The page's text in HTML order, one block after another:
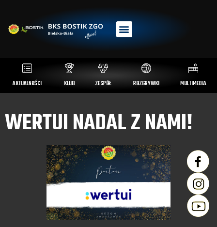
AKTUALNOŚCI KLUB ZESPÓŁ ROZGRYWKI MULTIMEDIA
WERTUI NADAL Z NAMI!